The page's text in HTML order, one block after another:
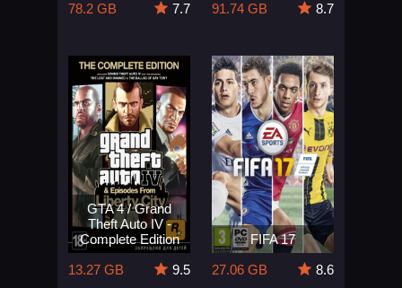
78.2 GB
7.7
91.74 GB
8.7
GTA 4 / Grand
Theft Auto IV -
Complete Edition
13.27 GB
9.5
FIFA 17
27.06 GB
8.6